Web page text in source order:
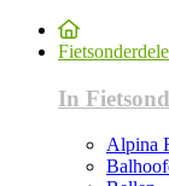
In
Alpina